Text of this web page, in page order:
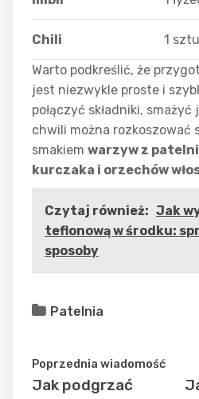
Chili
1
Warto podkreślić, że
jest niezwykle proste i
połączyć składniki,
chwili można rozkoszować
smakiem warzyw z
kurczaka i orzechów
Czytaj również: Jak
teflonową w środku:
sposoby
Patelnia
Poprzednia wiadomość
Jak podgrzać